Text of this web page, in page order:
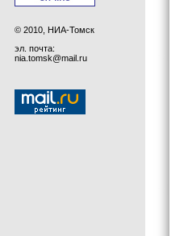
© 2010, НИА-Томск
эл. почта:
nia.tomsk@mail.ru